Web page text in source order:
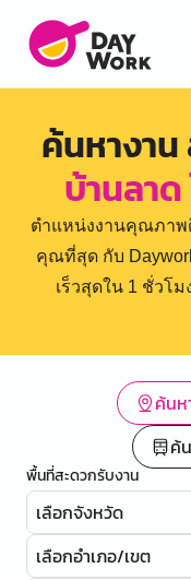
ค้นหางา
บ้านลาด
ตำแหน่งงานคุณภาพ
คุณที่สุด กับ
เร็วสุดใน 1 ชั่วโ
ค้นห
ค้
พื้นที่สะดวกรับงาน
เลือกจังหวัด
เลือกอำเภอ/เขต